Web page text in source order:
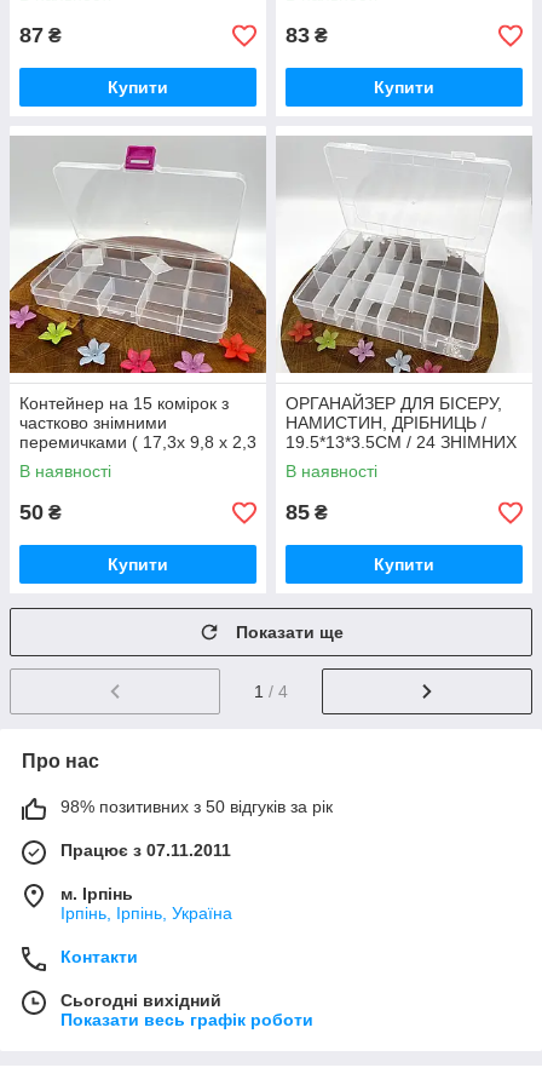
87 ₴
Купити
83 ₴
Купити
Контейнер на 15 комірок з
частково знімними
перемичками ( 17,3х 9,8 х 2,3
см)
В наявності
50 ₴
Купити
ОРГАНАЙЗЕР ДЛЯ БІСЕРУ,
НАМИСТИН, ДРІБНИЦЬ /
19.5*13*3.5CM / 24 ЗНІМНИХ
КОМІРОК / ПРОЗОРИЙ
В наявності
85 ₴
Купити
Показати ще
1 / 4
Про нас
98% позитивних з 50 відгуків за рік
Працює з 07.11.2011
м. Ірпінь
Ірпінь, Ірпінь, Україна
Контакти
Сьогодні вихідний
Показати весь графік роботи